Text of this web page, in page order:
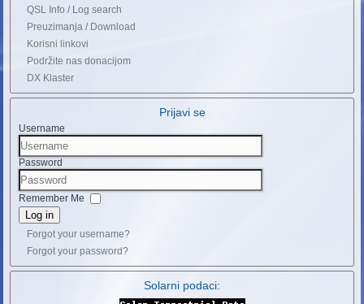
QSL Info / Log search
Preuzimanja / Download
Korisni linkovi
Podržite nas donacijom
DX Klaster
Prijavi se
Username
Password
Remember Me
Log in
Forgot your username?
Forgot your password?
Solarni podaci: